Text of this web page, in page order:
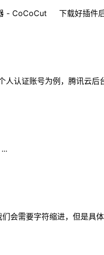
- CoCoCut 下载好插件
人认证账号为例，腾讯云
会需要字符缩进，但是